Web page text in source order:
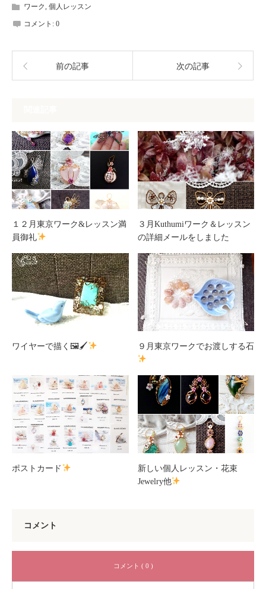
ワーク, 個人レッスン
コメント: 0
前の記事 次の記事
１２月東京ワーク&レッスン満
員御礼
３月Kuthumiワーク＆レッスン
の詳細メールをしました
ワイヤーで描く🖼🖌 ９月東京ワークでお渡しする石
ポストカード
新しい個人レッスン・花束
Jewelry他
コメント
コメント ( 0 )